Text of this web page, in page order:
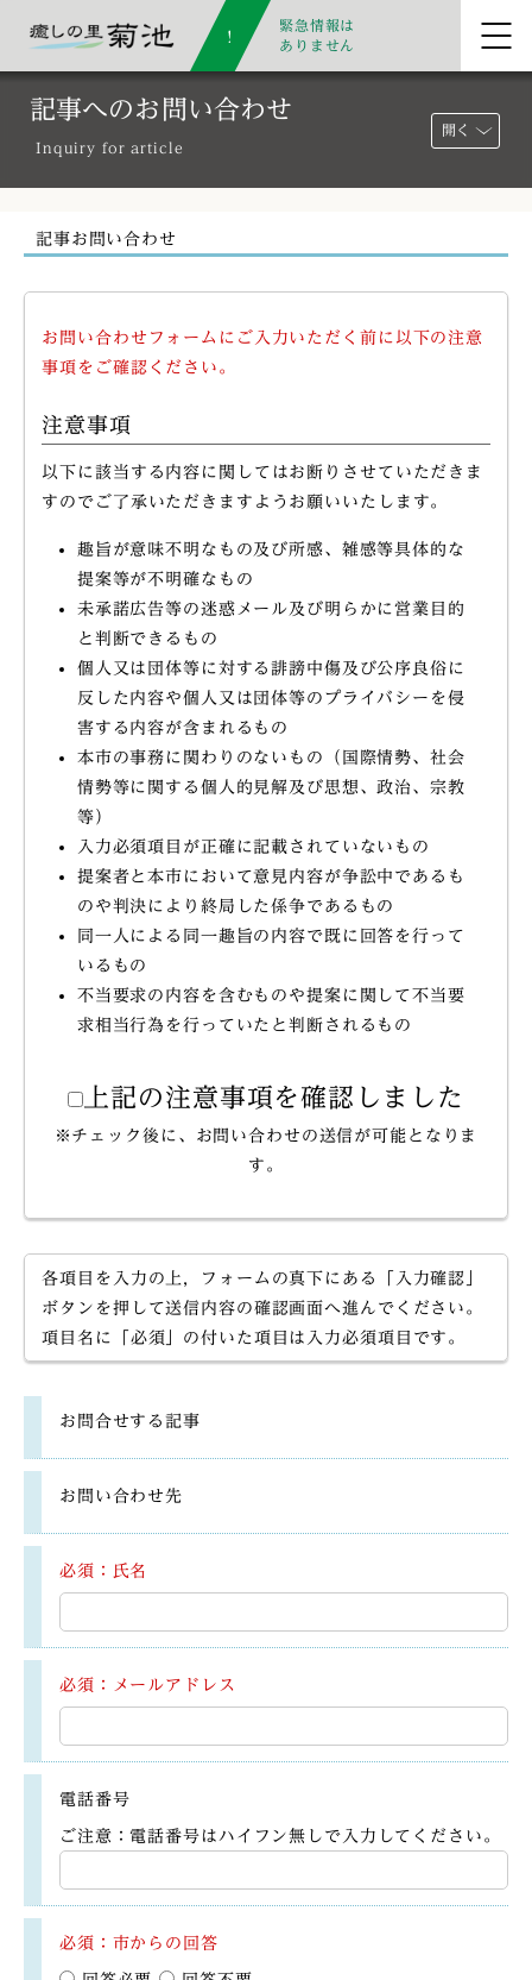
緊急情報は
ありません
記事へのお問い合わせ
Inquiry for article
開く
記事お問い合わせ
お問い合わせフォームにご入力いただく前に以下の注意
事項をご確認ください。
注意事項
以下に該当する内容に関してはお断りさせていただきま
すのでご了承いただきますようお願いいたします。
趣旨が意味不明なもの及び所感、雑感等具体的な
提案等が不明確なもの
未承諾広告等の迷惑メール及び明らかに営業目的
と判断できるもの
個人又は団体等に対する誹謗中傷及び公序良俗に
反した内容や個人又は団体等のプライバシーを侵
害する内容が含まれるもの
本市の事務に関わりのないもの（国際情勢、社会
情勢等に関する個人的見解及び思想、政治、宗教
等）
入力必須項目が正確に記載されていないもの
提案者と本市において意見内容が争訟中であるも
のや判決により終局した係争であるもの
同一人による同一趣旨の内容で既に回答を行って
いるもの
不当要求の内容を含むものや提案に関して不当要
求相当行為を行っていたと判断されるもの
上記の注意事項を確認しました
※チェック後に、お問い合わせの送信が可能となりま
す。
各項目を入力の上，フォームの真下にある「入力確認」
ボタンを押して送信内容の確認画面へ進んでください。
項目名に「必須」の付いた項目は入力必須項目です。
お問合せする記事
お問い合わせ先
必須：氏名
必須：メールアドレス
電話番号
ご注意：電話番号はハイフン無しで入力してください。
必須：市からの回答